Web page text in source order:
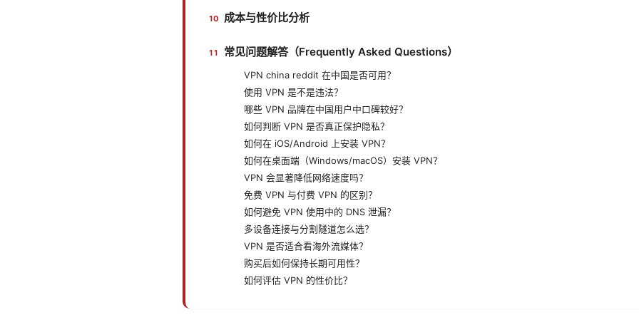
成本与性价比分析
常见问题解答（Frequently Asked Questions）
VPN china reddit 在中国是否可用？
使用 VPN 是不是违法？
哪些 VPN 品牌在中国用户中口碑较好？
如何判断 VPN 是否真正保护隐私？
如何在 iOS/Android 上安装 VPN？
如何在桌面端（Windows/macOS）安装 VPN？
VPN 会显著降低网络速度吗？
免费 VPN 与付费 VPN 的区别？
如何避免 VPN 使用中的 DNS 泄漏？
多设备连接与分割隧道怎么选？
VPN 是否适合看海外流媒体？
购买后如何保持长期可用性？
如何评估 VPN 的性价比？